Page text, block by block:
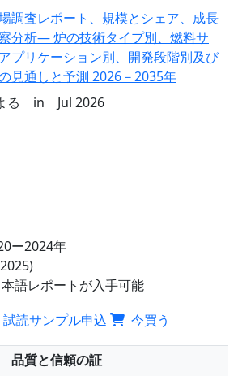
調査レポート、規模とシェア、成長
分析― 炉の技術タイプ別、燃料サ
プリケーション別、開発段階別及び
見通しと予測 2026－2035年
る
in Jul 2026
ー2024年
語レポートが入手可能
試読サンプル申込 今買う
品質と信頼の証